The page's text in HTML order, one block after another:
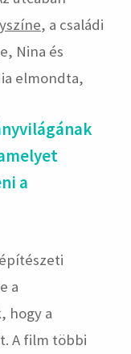
, a családi
Nina és
elmondta,
a
a
hogy a
A film többi